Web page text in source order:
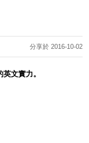
分享於 2016-10-02
文實力。